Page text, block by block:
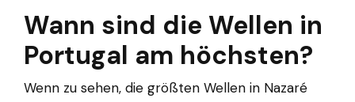
Wann sind die Wellen in
Portugal am höchsten?
Wenn zu sehen, die größten Wellen in Nazaré